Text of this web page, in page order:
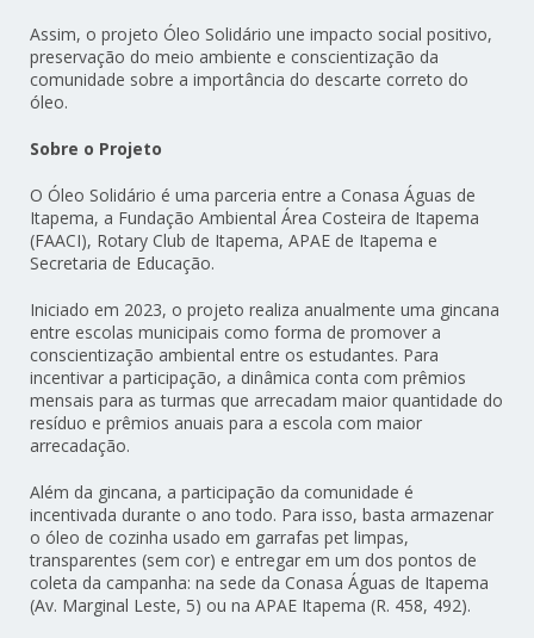
Assim, o projeto Óleo Solidário une impacto social positivo,
preservação do meio ambiente e conscientização da
comunidade sobre a importância do descarte correto do
óleo.
Sobre o Projeto
O Óleo Solidário é uma parceria entre a Conasa Águas de
Itapema, a Fundação Ambiental Área Costeira de Itapema
(FAACI), Rotary Club de Itapema, APAE de Itapema e
Secretaria de Educação.
Iniciado em 2023, o projeto realiza anualmente uma gincana
entre escolas municipais como forma de promover a
conscientização ambiental entre os estudantes. Para
incentivar a participação, a dinâmica conta com prêmios
mensais para as turmas que arrecadam maior quantidade do
resíduo e prêmios anuais para a escola com maior
arrecadação.
Além da gincana, a participação da comunidade é
incentivada durante o ano todo. Para isso, basta armazenar
o óleo de cozinha usado em garrafas pet limpas,
transparentes (sem cor) e entregar em um dos pontos de
coleta da campanha: na sede da Conasa Águas de Itapema
(Av. Marginal Leste, 5) ou na APAE Itapema (R. 458, 492).